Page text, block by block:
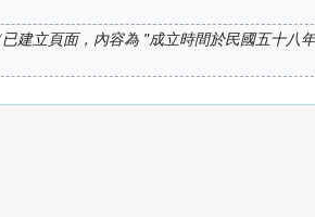
已建立頁面，內容為 "成立時間於民國五十八